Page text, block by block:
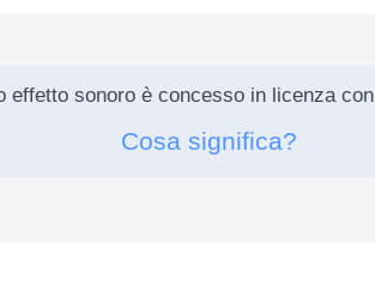
effetto sonoro è concesso in licenza con
Cosa significa?